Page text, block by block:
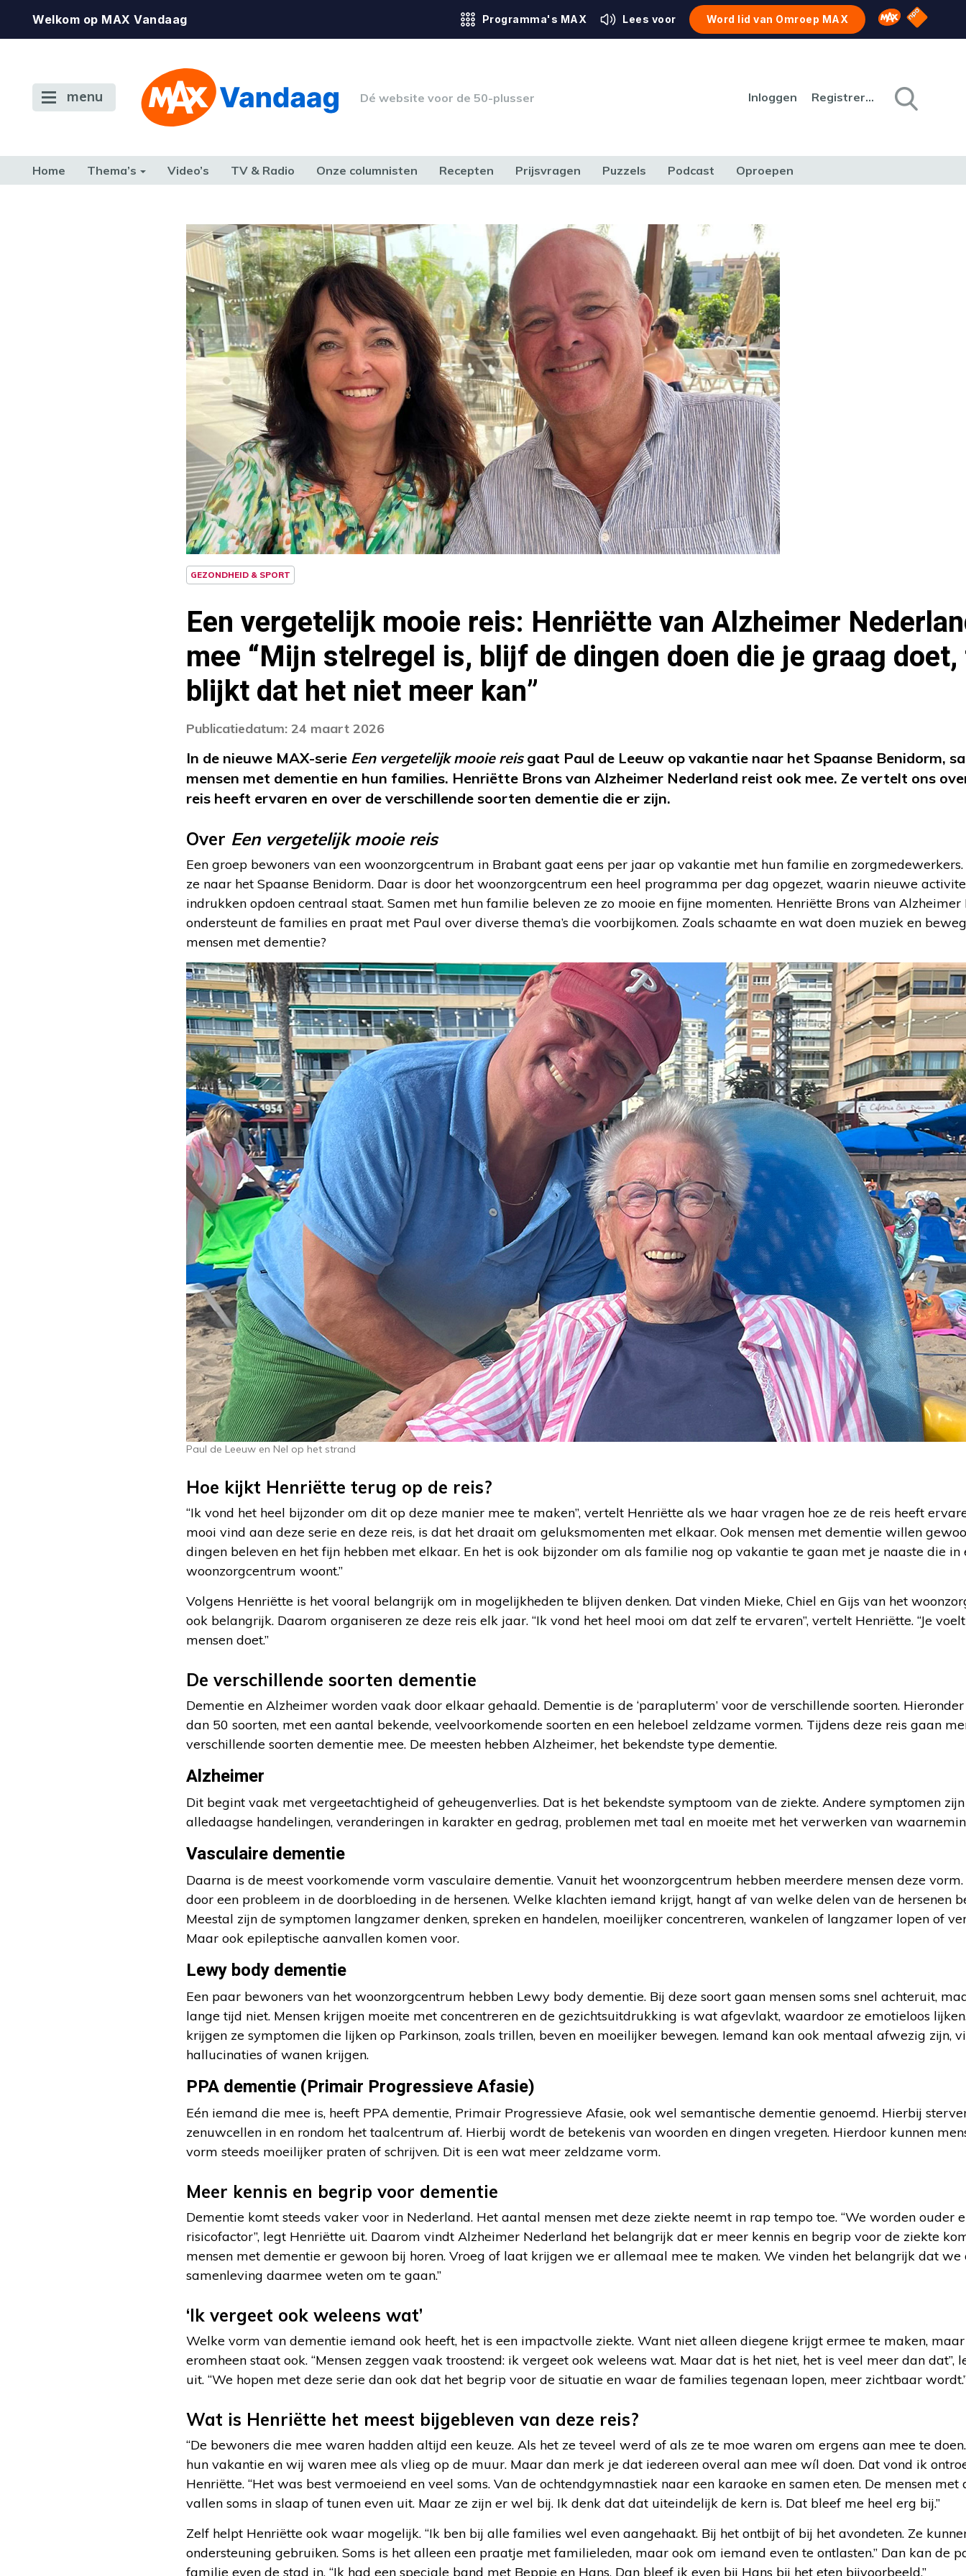
Welkom op MAX Vandaag Programma's MAX Lees voor Word lid van Omroep MAX Omroep MAX
NPO
menu Dé website voor de 50-plusser Inloggen Registreren
Home Thema’s Video’s TV & Radio Onze columnisten Recepten Prijsvragen Puzzels Podcast Oproepen
GEZONDHEID & SPORT
Een vergetelijk mooie reis: Henriëtte van Alzheimer
mee “Mijn stelregel is, blijf de dingen doen die je graag
blijkt dat het niet meer kan”
Publicatiedatum: 24 maart 2026
In de nieuwe MAX-serie Een vergetelijk mooie reisgaat Paul de Leeuw op vakantie naar het Spaanse Benidorm,
mensen met dementie en hun families. Henriëtte Brons van Alzheimer Nederland reist ook mee. Ze vertelt ons
reis heeft ervaren en over de verschillende soorten dementie die er zijn.
Over Een vergetelijk mooie reis
Een groep bewoners van een woonzorgcentrum in Brabant gaat eens per jaar op vakantie met hun familie en
ze naar het Spaanse Benidorm. Daar is door het woonzorgcentrum een heel programma per dag opgezet, waarin nieuwe
indrukken opdoen centraal staat. Samen met hun familie beleven ze zo mooie en fijne momenten. Henriëtte Brons van
ondersteunt de families en praat met Paul over diverse thema’s die voorbijkomen. Zoals schaamte en wat doen muziek en
mensen met dementie?
Paul de Leeuw en Nel op het strand
Hoe kijkt Henriëtte terug op de reis?
“Ik vond het heel bijzonder om dit op deze manier mee te maken”, vertelt Henriëtte als we haar vragen hoe ze de reis heeft
mooi vind aan deze serie en deze reis, is dat het draait om geluksmomenten met elkaar. Ook mensen met dementie willen
dingen beleven en het fijn hebben met elkaar. En het is ook bijzonder om als familie nog op vakantie te gaan met je naaste die in
woonzorgcentrum woont.”
Volgens Henriëtte is het vooral belangrijk om in mogelijkheden te blijven denken. Dat vinden Mieke, Chiel en Gijs van het
ook belangrijk. Daarom organiseren ze deze reis elk jaar. “Ik vond het heel mooi om dat zelf te ervaren”, vertelt Henriëtte. “Je
mensen doet.”
De verschillende soorten dementie
Dementie en Alzheimer worden vaak door elkaar gehaald. Dementie is de ‘parapluterm’ voor de verschillende soorten.
dan 50 soorten, met een aantal bekende, veelvoorkomende soorten en een heleboel zeldzame vormen. Tijdens deze reis gaan
verschillende soorten dementie mee. De meesten hebben Alzheimer, het bekendste type dementie.
Alzheimer
Dit begint vaak met vergeetachtigheid of geheugenverlies. Dat is het bekendste symptoom van de ziekte. Andere symptomen
alledaagse handelingen, veranderingen in karakter en gedrag, problemen met taal en moeite met het verwerken van
Vasculaire dementie
Daarna is de meest voorkomende vorm vasculaire dementie. Vanuit het woonzorgcentrum hebben meerdere mensen deze
door een probleem in de doorbloeding in de hersenen. Welke klachten iemand krijgt, hangt af van welke delen van de hersenen
Meestal zijn de symptomen langzamer denken, spreken en handelen, moeilijker concentreren, wankelen of langzamer lopen of
Maar ook epileptische aanvallen komen voor.
Lewy body dementie
Een paar bewoners van het woonzorgcentrum hebben Lewy body dementie. Bij deze soort gaan mensen soms snel achteruit,
lange tijd niet. Mensen krijgen moeite met concentreren en de gezichtsuitdrukking is wat afgevlakt, waardoor ze emotieloos
krijgen ze symptomen die lijken op Parkinson, zoals trillen, beven en moeilijker bewegen. Iemand kan ook mentaal afwezig zijn,
hallucinaties of wanen krijgen.
PPA dementie (Primair Progressieve Afasie)
Eén iemand die mee is, heeft PPA dementie, Primair Progressieve Afasie, ook wel semantische dementie genoemd. Hierbij
zenuwcellen in en rondom het taalcentrum af. Hierbij wordt de betekenis van woorden en dingen vregeten. Hierdoor kunnen
vorm steeds moeilijker praten of schrijven. Dit is een wat meer zeldzame vorm.
Meer kennis en begrip voor dementie
Dementie komt steeds vaker voor in Nederland. Het aantal mensen met deze ziekte neemt in rap tempo toe. “We worden ouder
risicofactor”, legt Henriëtte uit. Daarom vindt Alzheimer Nederland het belangrijk dat er meer kennis en begrip voor de ziekte
mensen met dementie er gewoon bij horen. Vroeg of laat krijgen we er allemaal mee te maken. We vinden het belangrijk dat we
samenleving daarmee weten om te gaan.”
‘Ik vergeet ook weleens wat’
Welke vorm van dementie iemand ook heeft, het is een impactvolle ziekte. Want niet alleen diegene krijgt ermee te maken,
eromheen staat ook. “Mensen zeggen vaak troostend: ik vergeet ook weleens wat. Maar dat is het niet, het is veel meer dan dat”,
uit. “We hopen met deze serie dan ook dat het begrip voor de situatie en waar de families tegenaan lopen, meer zichtbaar
Wat is Henriëtte het meest bijgebleven van deze reis?
“De bewoners die mee waren hadden altijd een keuze. Als het ze teveel werd of als ze te moe waren om ergens aan mee te
hun vakantie en wij waren mee als vlieg op de muur. Maar dan merk je dat iedereen overal aan mee wíl doen. Dat vond ik
Henriëtte. “Het was best vermoeiend en veel soms. Van de ochtendgymnastiek naar een karaoke en samen eten. De mensen met
vallen soms in slaap of tunen even uit. Maar ze zijn er wel bij. Ik denk dat dat uiteindelijk de kern is. Dat bleef me heel erg bij.”
Zelf helpt Henriëtte ook waar mogelijk. “Ik ben bij alle families wel even aangehaakt. Bij het ontbijt of bij het avondeten. Ze
ondersteuning gebruiken. Soms is het alleen een praatje met familieleden, maar ook om iemand even te ontlasten.” Dan kan de
familie even de stad in. “Ik had een speciale band met Beppie en Hans. Dan bleef ik even bij Hans bij het eten bijvoorbeeld.”